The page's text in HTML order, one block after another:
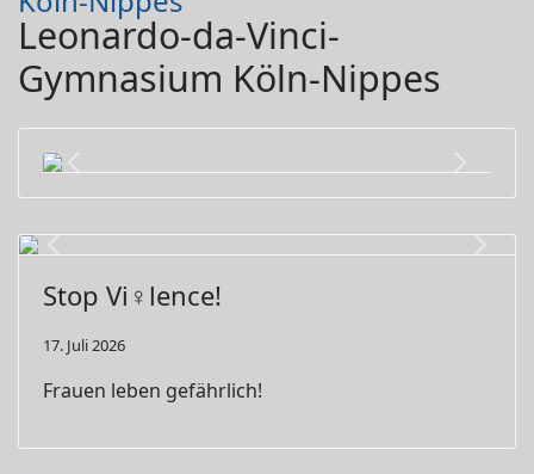
Leonardo-da-Vinci-
Gymnasium Köln-Nippes
Previous Next
Previous Next
Stop Vi♀lence!
17. Juli 2026
Frauen leben gefährlich!